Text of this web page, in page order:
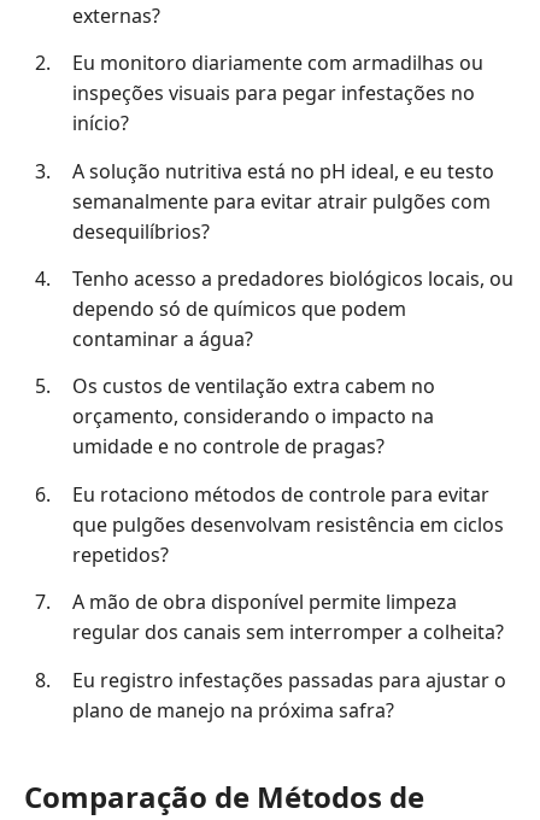
externas?
Eu monitoro diariamente com armadilhas ou
inspeções visuais para pegar infestações no
início?
A solução nutritiva está no pH ideal, e eu testo
semanalmente para evitar atrair pulgões com
desequilíbrios?
Tenho acesso a predadores biológicos locais, ou
dependo só de químicos que podem
contaminar a água?
Os custos de ventilação extra cabem no
orçamento, considerando o impacto na
umidade e no controle de pragas?
Eu rotaciono métodos de controle para evitar
que pulgões desenvolvam resistência em ciclos
repetidos?
A mão de obra disponível permite limpeza
regular dos canais sem interromper a colheita?
Eu registro infestações passadas para ajustar o
plano de manejo na próxima safra?
Comparação de Métodos de